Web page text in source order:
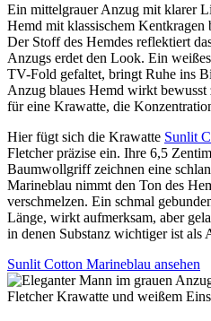
Ein mittelgrauer Anzug mit klarer
Hemd mit klassischem Kentkragen
Der Stoff des Hemdes reflektiert
Anzugs erdet den Look. Ein
TV-Fold gefaltet, bringt Ruhe ins
Anzug blaues Hemd wirkt
für eine Krawatte, die
Hier fügt sich die Krawatte Sunlit
Fletcher präzise ein. Ihre 6,5
Baumwollgriff zeichnen eine
Marineblau nimmt den Ton des
verschmelzen. Ein schmal
Länge, wirkt aufmerksam, aber
in denen Substanz wichtiger ist als
Sunlit Cotton Marineblau ansehen